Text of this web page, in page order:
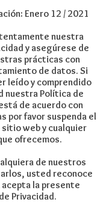
Enero 12 / 2021
nuestra
y asegúrese de
prácticas con
de datos. Si
leído y comprendido
nuestra Política de
de acuerdo con
por favor suspenda el
web y cualquier
ofrecemos.
de nuestros
usted reconoce
acepta la presente
Privacidad.